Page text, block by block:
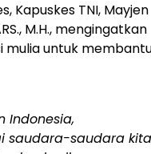
Kapuskes TNI, Mayjen
M.H., mengingatkan
mulia untuk
Indonesia,
saudara-saudara kita